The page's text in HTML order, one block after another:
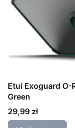
Etui Exoguard O-
Green
Cena
29,99 zł